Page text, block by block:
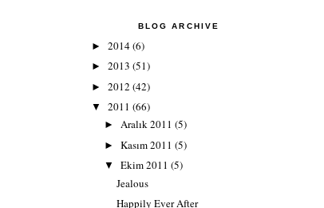
BLOG ARCHIVE
► 2014(6)
► 2013 (51)
► 2012 (42)
▼ 2011 (66)
► Aralık 2011 (5)
► Kasım 2011 (5)
▼ Ekim 2011 (5)
Jealous
Happily Ever After